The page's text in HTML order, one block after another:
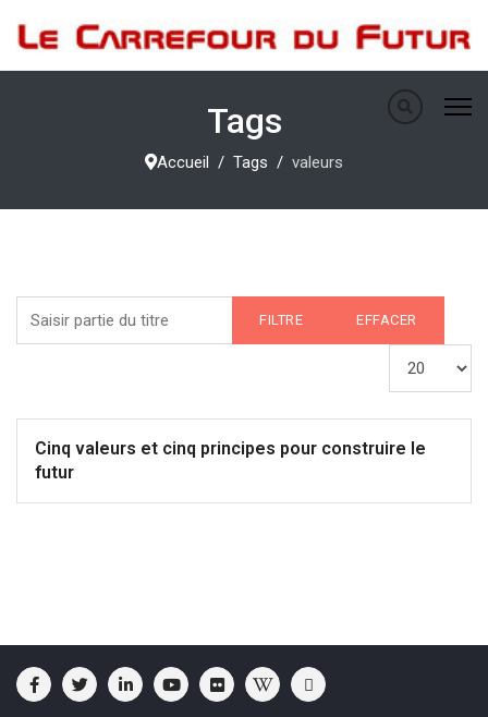
Tags
Accueil Tags valeurs
FILTRE EFFACER
Cinq valeurs et cinq principes pour construire le
futur